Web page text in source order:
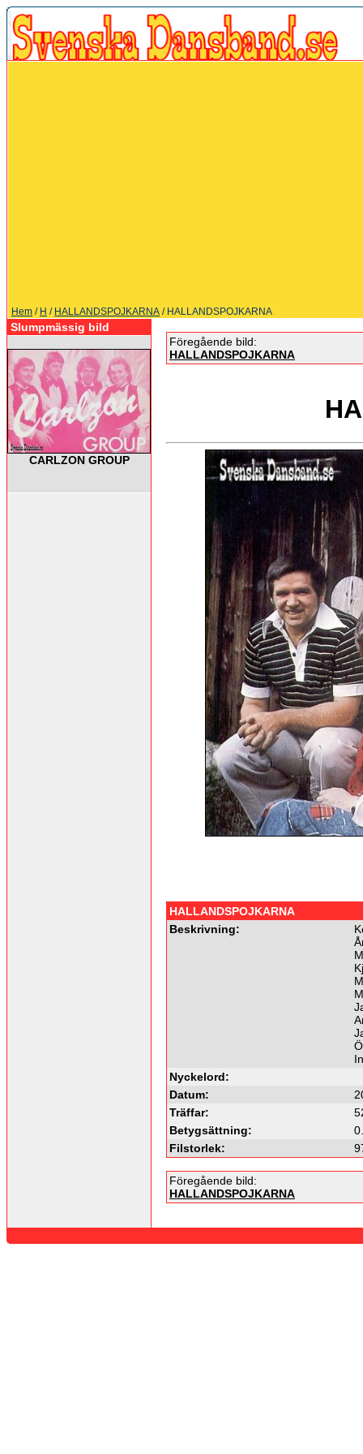
Hem / H / HALLANDSPOJKARNA / HALLANDSPOJKARNA
Slumpmässig bild
CARLZON GROUP
Föregående bild:
HALLANDSPOJKARNA
HALLANDSPOJKARNA
Beskrivning:
Nyckelord:
Datum:
Träffar:
Betygsättning:
Filstorlek:
Föregående bild:
HALLANDSPOJKARNA